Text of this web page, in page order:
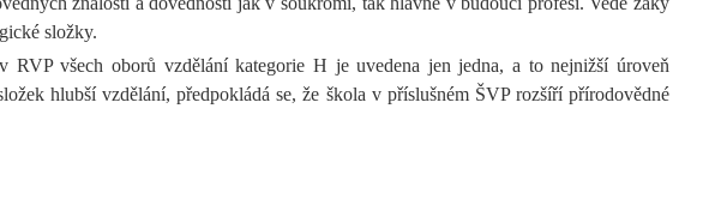
složky.
všech oborů vzdělání kategorie H je uvedena jen jedna, a to nejnižší úroveň
hlubší vzdělání, předpokládá se, že škola v příslušném ŠVP rozšíří přírodovědné